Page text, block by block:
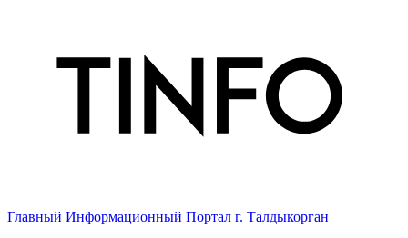
Главный Информационный Портал г. Талдыкорган